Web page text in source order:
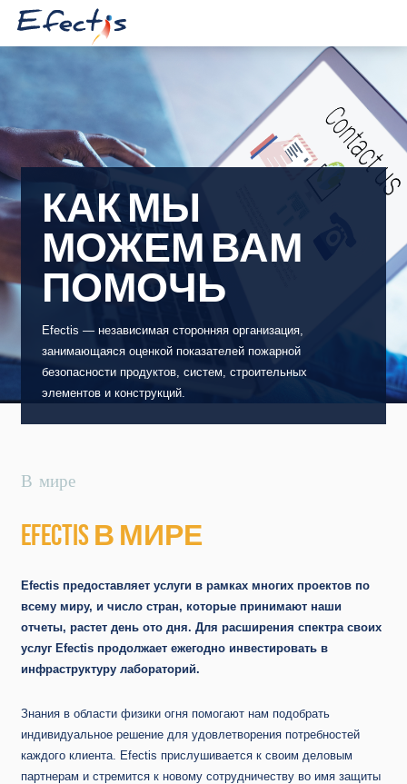
КАК МЫ
МОЖЕМ ВАМ
ПОМОЧЬ
Efectis — независимая сторонняя организация,
занимающаяся оценкой показателей пожарной
безопасности продуктов, систем, строительных
элементов и конструкций.
В мире
EFECTIS В МИРЕ
Efectis предоставляет услуги в рамках многих проектов по
всему миру, и число стран, которые принимают наши
отчеты, растет день ото дня. Для расширения спектра своих
услуг Efectis продолжает ежегодно инвестировать в
инфраструктуру лабораторий.
Знания в области физики огня помогают нам подобрать
индивидуальное решение для удовлетворения потребностей
каждого клиента. Efectis прислушивается к своим деловым
партнерам и стремится к новому сотрудничеству во имя защиты